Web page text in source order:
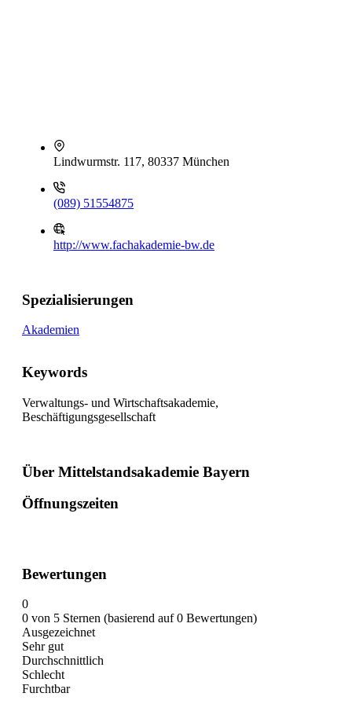
Lindwurmstr. 117, 80337 München
(089) 51554875
http://www.fachakademie-bw.de
Spezialisierungen
Akademien
Keywords
Verwaltungs- und Wirtschaftsakademie,
Beschäftigungsgesellschaft
Über Mittelstandsakademie Bayern
Öffnungszeiten
Bewertungen
0
0 von 5 Sternen (basierend auf 0 Bewertungen)
Ausgezeichnet
Sehr gut
Durchschnittlich
Schlecht
Furchtbar